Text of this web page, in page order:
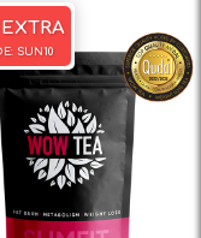
SUN10